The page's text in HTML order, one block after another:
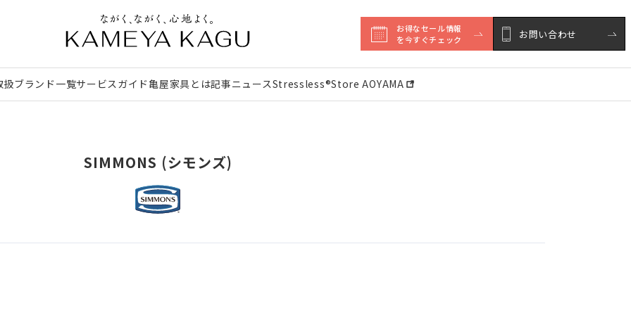
お得なセール情報
を今すぐチェック
お問い合わせ
扱ブランド一覧サービスガイド亀屋家具とは記事ニュースStressless®︎Store AOYAMA
SIMMONS (シモンズ)